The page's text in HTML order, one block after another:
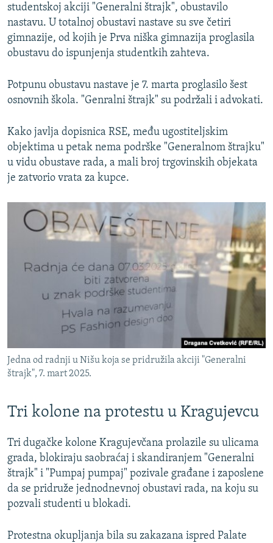
studentskoj akciji "Generalni štrajk", obustavilo
nastavu. U totalnoj obustavi nastave su sve četiri
gimnazije, od kojih je Prva niška gimnazija proglasila
obustavu do ispunjenja studentkih zahteva.
Potpunu obustavu nastave je 7. marta proglasilo šest
osnovnih škola. "Genralni štrajk" su podržali i advokati.
Kako javlja dopisnica RSE, među ugostiteljskim
objektima u petak nema podrške "Generalnom štrajku"
u vidu obustave rada, a mali broj trgovinskih objekata
je zatvorio vrata za kupce.
Jedna od radnji u Nišu koja se pridružila akciji "Generalni
štrajk", 7. mart 2025.
Tri kolone na protestu u Kragujevcu
Tri dugačke kolone Kragujevčana prolazile su ulicama
grada, blokiraju saobraćaj i skandiranjem "Generalni
štrajk" i "Pumpaj pumpaj" pozivale građane i zaposlene
da se pridruže jednodnevnoj obustavi rada, na koju su
pozvali studenti u blokadi.
Protestna okupljanja bila su zakazana ispred Palate